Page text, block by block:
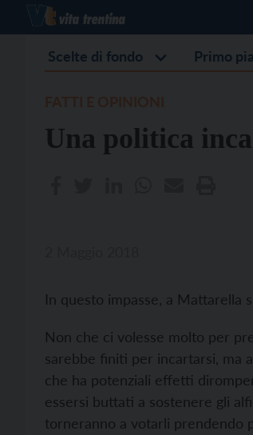
Scelte di fondo Primo
Una politica
In questo impasse, a Mattarella
Non che ci volesse molto per
sarebbe finiti per incartarsi, ma
che ha potenziali effetti
essersi buttati a sostenere gli
torneranno a votarli prendendo